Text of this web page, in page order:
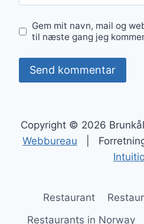
Gem mit navn, mail og
til næste gang jeg
Copyright © 2026
Webbureau |
Restaurant
Restaurants in Norway